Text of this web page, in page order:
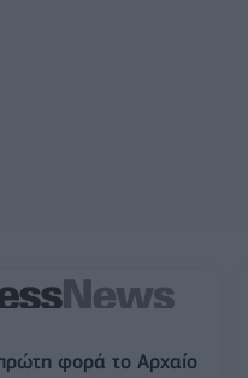
φορά το Αρχαίο